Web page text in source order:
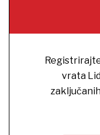
vrata